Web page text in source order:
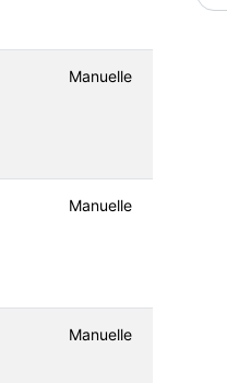
Manuelle
Manuelle
Manuelle